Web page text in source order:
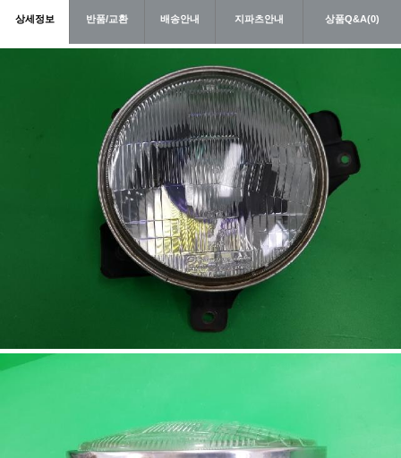
상세정보 반품/교환 배송안내 지파츠안내 상품Q&A(0)